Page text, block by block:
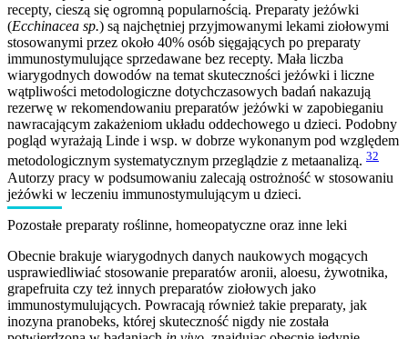
recepty, cieszą się ogromną popularnością. Preparaty jeżówki
(Ecchinacea sp.) są najchętniej przyjmowanymi lekami ziołowymi
stosowanymi przez około 40% osób sięgających po preparaty
immunostymulujące sprzedawane bez recepty. Mała liczba
wiarygodnych dowodów na temat skuteczności jeżówki i liczne
wątpliwości metodologiczne dotychczasowych badań nakazują
rezerwę w rekomendowaniu preparatów jeżówki w zapobieganiu
nawracającym zakażeniom układu oddechowego u dzieci. Podobny
pogląd wyrażają Linde i wsp. w dobrze wykonanym pod względem
metodologicznym systematycznym przeglądzie z metaanalizą. 32
Autorzy pracy w podsumowaniu zalecają ostrożność w stosowaniu
jeżówki w leczeniu immunostymulującym u dzieci.
Pozostałe preparaty roślinne, homeopatyczne oraz inne leki
Obecnie brakuje wiarygodnych danych naukowych mogących
usprawiedliwiać stosowanie preparatów aronii, aloesu, żywotnika,
grapefruita czy też innych preparatów ziołowych jako
immunostymulujących. Powracają również takie preparaty, jak
inozyna pranobeks, której skuteczność nigdy nie została